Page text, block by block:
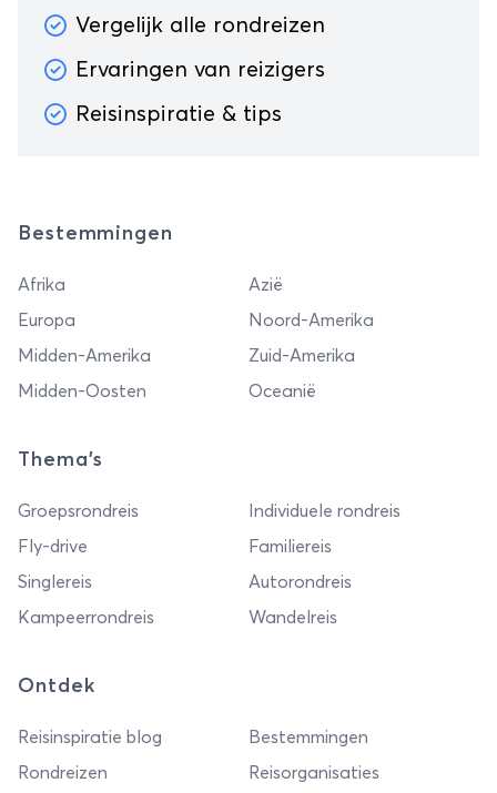
Vergelijk alle rondreizen
Ervaringen van reizigers
Reisinspiratie & tips
Bestemmingen
Afrika
Azië
Europa
Noord-Amerika
Midden-Amerika
Zuid-Amerika
Midden-Oosten
Oceanië
Thema's
Groepsrondreis
Individuele rondreis
Fly-drive
Familiereis
Singlereis
Autorondreis
Kampeerrondreis
Wandelreis
Ontdek
Reisinspiratie blog
Bestemmingen
Rondreizen
Reisorganisaties